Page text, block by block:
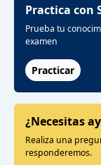
Practica con
Prueba tu
examen
Practicar
¿Necesitas
Realiza una
responderemos.